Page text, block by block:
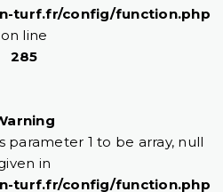
turf.fr/config/function.php
on line
285
parameter 1 to be array, null
in
turf.fr/config/function.php